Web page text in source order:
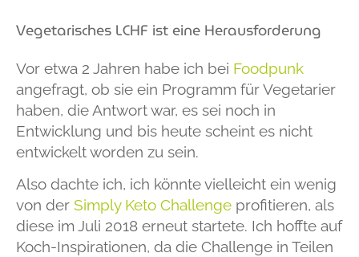
Vegetarisches LCHF ist eine Herausforderung
Vor etwa 2 Jahren habe ich bei Foodpunk
angefragt, ob sie ein Programm für Vegetarier
haben, die Antwort war, es sei noch in
Entwicklung und bis heute scheint es nicht
entwickelt worden zu sein.
Also dachte ich, ich könnte vielleicht ein wenig
von der Simply Keto Challenge profitieren, als
diese im Juli 2018 erneut startete. Ich hoffte auf
Koch-Inspirationen, da die Challenge in Teilen